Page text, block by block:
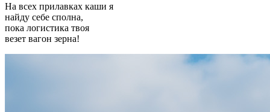
На всех прилавках каши я
найду себе сполна,
пока логистика твоя
везет вагон зерна!